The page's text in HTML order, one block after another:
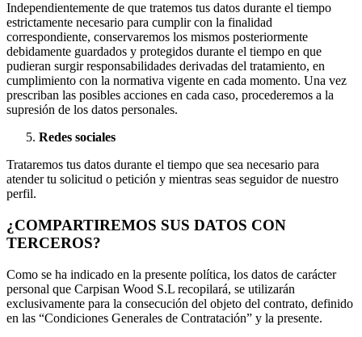
Independientemente de que tratemos tus datos durante el tiempo
estrictamente necesario para cumplir con la finalidad
correspondiente, conservaremos los mismos posteriormente
debidamente guardados y protegidos durante el tiempo en que
pudieran surgir responsabilidades derivadas del tratamiento, en
cumplimiento con la normativa vigente en cada momento. Una vez
prescriban las posibles acciones en cada caso, procederemos a la
supresión de los datos personales.
Redes sociales
Trataremos tus datos durante el tiempo que sea necesario para
atender tu solicitud o petición y mientras seas seguidor de nuestro
perfil.
¿COMPARTIREMOS SUS DATOS CON
TERCEROS?
Como se ha indicado en la presente política, los datos de carácter
personal que Carpisan Wood S.L recopilará, se utilizarán
exclusivamente para la consecución del objeto del contrato, definido
en las “Condiciones Generales de Contratación” y la presente.